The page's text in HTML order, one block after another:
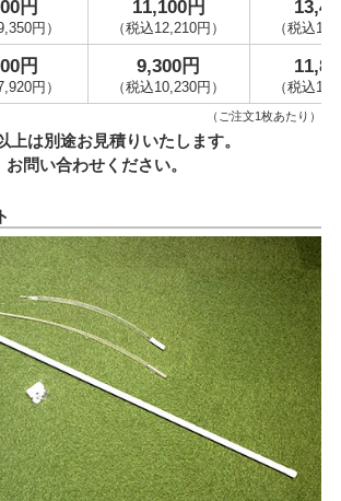
円
円）
11,100円
（税込12,210円） （税込
円
円）
9,300円
（税込10,230円） （税込
（ご注文1枚あたり）
上は別途お見積りいたします。
お問い合わせください。